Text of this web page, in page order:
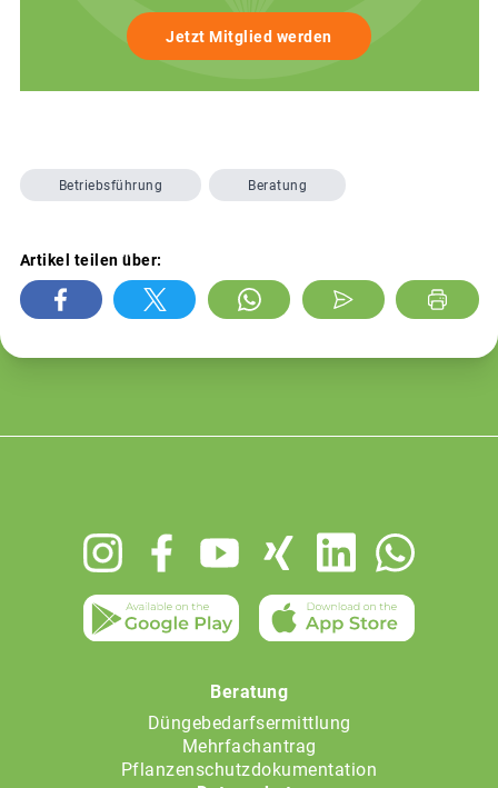
Jetzt Mitglied werden
Betriebsführung Beratung
Artikel teilen über:
Beratung
Düngebedarfsermittlung
Mehrfachantrag
Pflanzenschutzdokumentation